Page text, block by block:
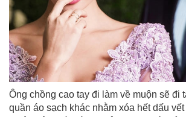
Ông chồng cao tay đi làm về muộn sẽ đi
quần áo sạch khác nhằm xóa hết dấu